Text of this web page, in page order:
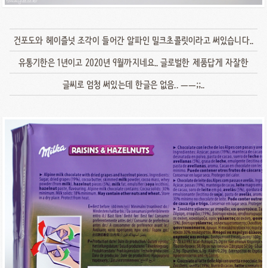
건포도와 헤이즐넛 조각이 들어간 알파인 밀크초콜릿이라고 써있습니다..
유통기한은 1년이고 2020년 9월까지네요.. 글로벌한 제품답게 자잘한
글씨로 엄청 써있는데 한글은 없음.. ㅡㅡ;;..